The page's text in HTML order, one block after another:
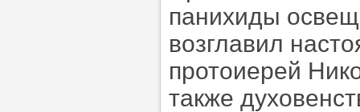
панихиды
возглавил
протоиерей
также